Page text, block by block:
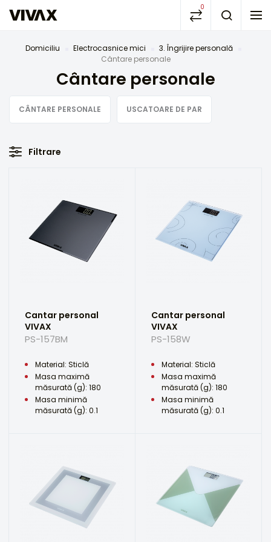
0
Domiciliu Electrocasnice mici
3. Îngrijire personală
Cântare personale
Cântare personale
CÂNTARE PERSONALE USCATOARE DE PAR
Filtrare
Cantar personal
VIVAX
PS-157BM
Material: Sticlă
Masa maximă
măsurată (g): 180
Masa minimă
măsurată (g): 0.1
Cantar personal
VIVAX
PS-158W
Material: Sticlă
Masa maximă
măsurată (g): 180
Masa minimă
măsurată (g): 0.1